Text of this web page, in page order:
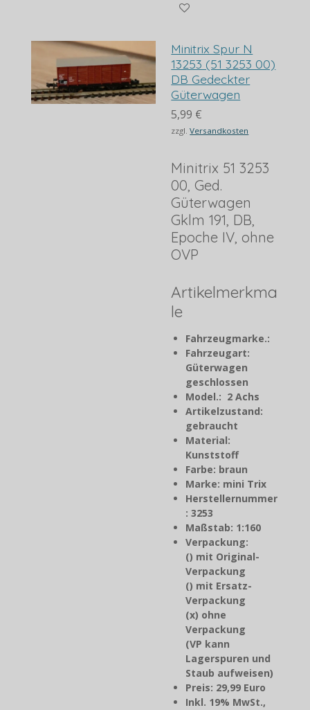
Minitrix Spur N
13253 (51 3253 00)
DB Gedeckter
Güterwagen
5,99 €
zzgl.Versandkosten
Minitrix 51 3253
00, Ged.
Güterwagen
Gklm 191, DB,
Epoche IV, ohne
OVP
Artikelmerkma
le
Fahrzeugmarke.:
Fahrzeugart:
Güterwagen
geschlossen
Model.: 2 Achs
Artikelzustand:
gebraucht
Material:
Kunststoff
Farbe: braun
Marke: mini Trix
Herstellernummer
: 3253
Maßstab: 1:160
Verpackung:
() mit Original-
Verpackung
() mit Ersatz-
Verpackung
(x) ohne
Verpackung
(VP kann
Lagerspuren und
Staub aufweisen)
Preis: 29,99 Euro
Inkl. 19% MwSt.,